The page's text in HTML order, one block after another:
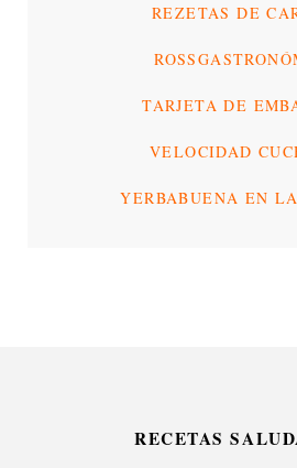
REZETAS DE
TARJETA DE
VELOCIDAD
YERBABUENA EN
RECETAS